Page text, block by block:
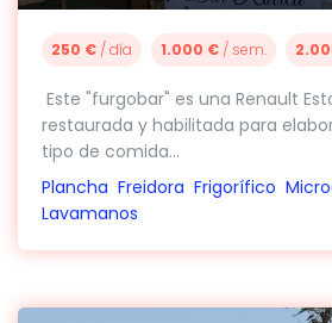
250 € / día 1.000 € / sem.
Este "furgobar" es una Renault
restaurada y habilitada para
tipo de comida...
Plancha Freidora Frigorífico
Lavamanos